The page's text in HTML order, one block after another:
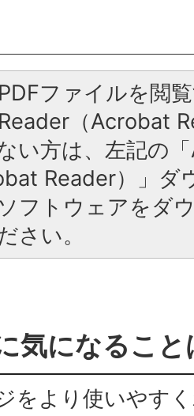
PDFファイルを閲
Reader（Acrobat
い方は、左記の
Reader）」ダ
フトウェアをダ
さい。
気になるこ
をより使いやす